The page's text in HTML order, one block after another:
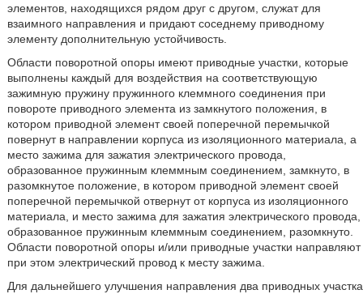
элементов, находящихся рядом друг с другом, служат для
взаимного направления и придают соседнему приводному
элементу дополнительную устойчивость.
Области поворотной опоры имеют приводные участки, которые
выполнены каждый для воздействия на соответствующую
зажимную пружину пружинного клеммного соединения при
повороте приводного элемента из замкнутого положения, в
котором приводной элемент своей поперечной перемычкой
повернут в направлении корпуса из изоляционного материала, а
место зажима для зажатия электрического провода,
образованное пружинным клеммным соединением, замкнуто, в
разомкнутое положение, в котором приводной элемент своей
поперечной перемычкой отвернут от корпуса из изоляционного
материала, и место зажима для зажатия электрического провода,
образованное пружинным клеммным соединением, разомкнуто.
Области поворотной опоры и/или приводные участки направляют
при этом электрический провод к месту зажима.
Для дальнейшего улучшения направления два приводных участка